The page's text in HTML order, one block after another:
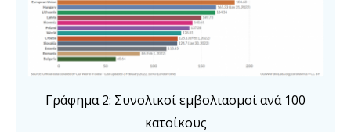
Γράφημα 2: Συνολικοί εμβολιασμοί ανά 100
κατοίκους